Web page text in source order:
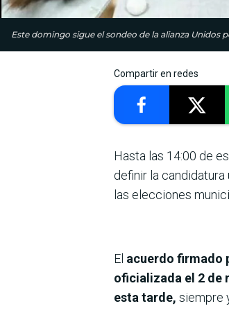
Este domingo sigue el sondeo de la alianza Unidos
Compartir en redes
Hasta las 14:00 de
definir la
las elecciones
El acuerdo firmado
oficializada el 2 de
esta tarde, siempre